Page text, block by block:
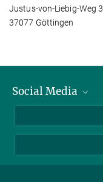
Justus-von-Liebig-Weg 3
37077 Göttingen
Social Media
Facebook
Instagram